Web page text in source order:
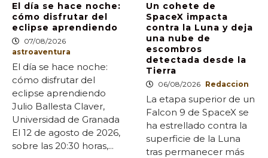
El día se hace noche:
cómo disfrutar del
eclipse aprendiendo
07/08/2026
astroaventura
El día se hace noche:
cómo disfrutar del
eclipse aprendiendo
Julio Ballesta Claver,
Universidad de Granada
El 12 de agosto de 2026,
sobre las 20:30 horas,...
Un cohete de
SpaceX impacta
contra la Luna y deja
una nube de
escombros
detectada desde la
Tierra
06/08/2026 Redaccion
La etapa superior de un
Falcon 9 de SpaceX se
ha estrellado contra la
superficie de la Luna
tras permanecer más